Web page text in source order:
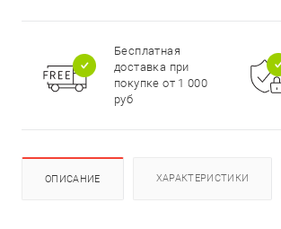
Бесплатная
доставка при
покупке от 1 000
руб
ОПИСАНИЕ ХАРАКТЕРИСТИКИ